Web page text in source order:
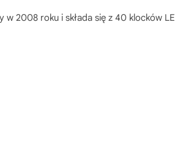
w 2008 roku i składa się z 40 klocków